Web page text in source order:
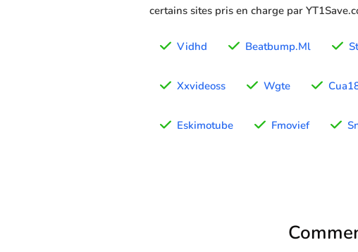
certains sites pris en charge par
Vidhd Beatbump.Ml
Xxvideoss Wgte
Eskimotube Fmovief